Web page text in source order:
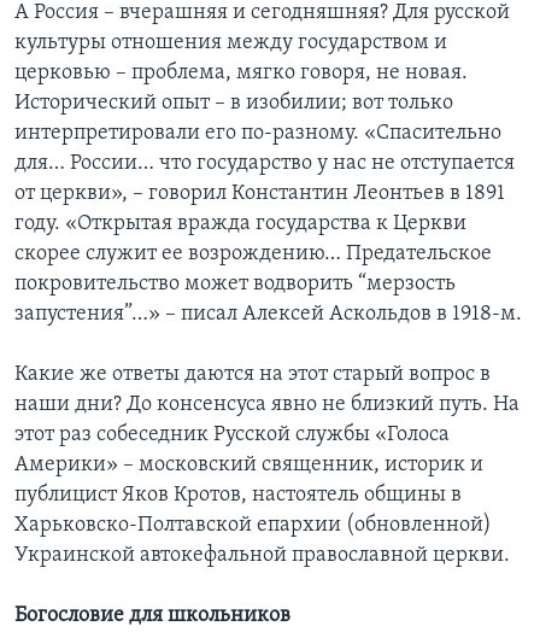
А Россия – вчерашняя и сегодняшняя? Для русской
культуры отношения между государством и
церковью – проблема, мягко говоря, не новая.
Исторический опыт – в изобилии; вот только
интерпретировали его по-разному. «Спасительно
для… России… что государство у нас не отступается
от церкви», – говорил Константин Леонтьев в 1891
году. «Открытая вражда государства к Церкви
скорее служит ее возрождению… Предательское
покровительство может водворить “мерзость
запустения”…» – писал Алексей Аскольдов в 1918-м.
Какие же ответы даются на этот старый вопрос в
наши дни? До консенсуса явно не близкий путь. На
этот раз собеседник Русской службы «Голоса
Америки» – московский священник, историк и
публицист Яков Кротов, настоятель общины в
Харьковско-Полтавской епархии (обновленной)
Украинской автокефальной православной церкви.
Богословие для школьников